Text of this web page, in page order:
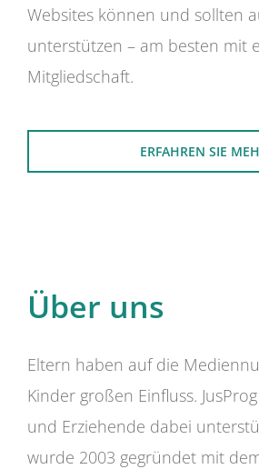
Websites können und sollten
unterstützen – am besten mit
Mitgliedschaft.
ERFAHREN SIE
Über uns
Eltern haben auf die
Kinder großen Einfluss.
und Erziehende dabei
wurde 2003 gegründet mit